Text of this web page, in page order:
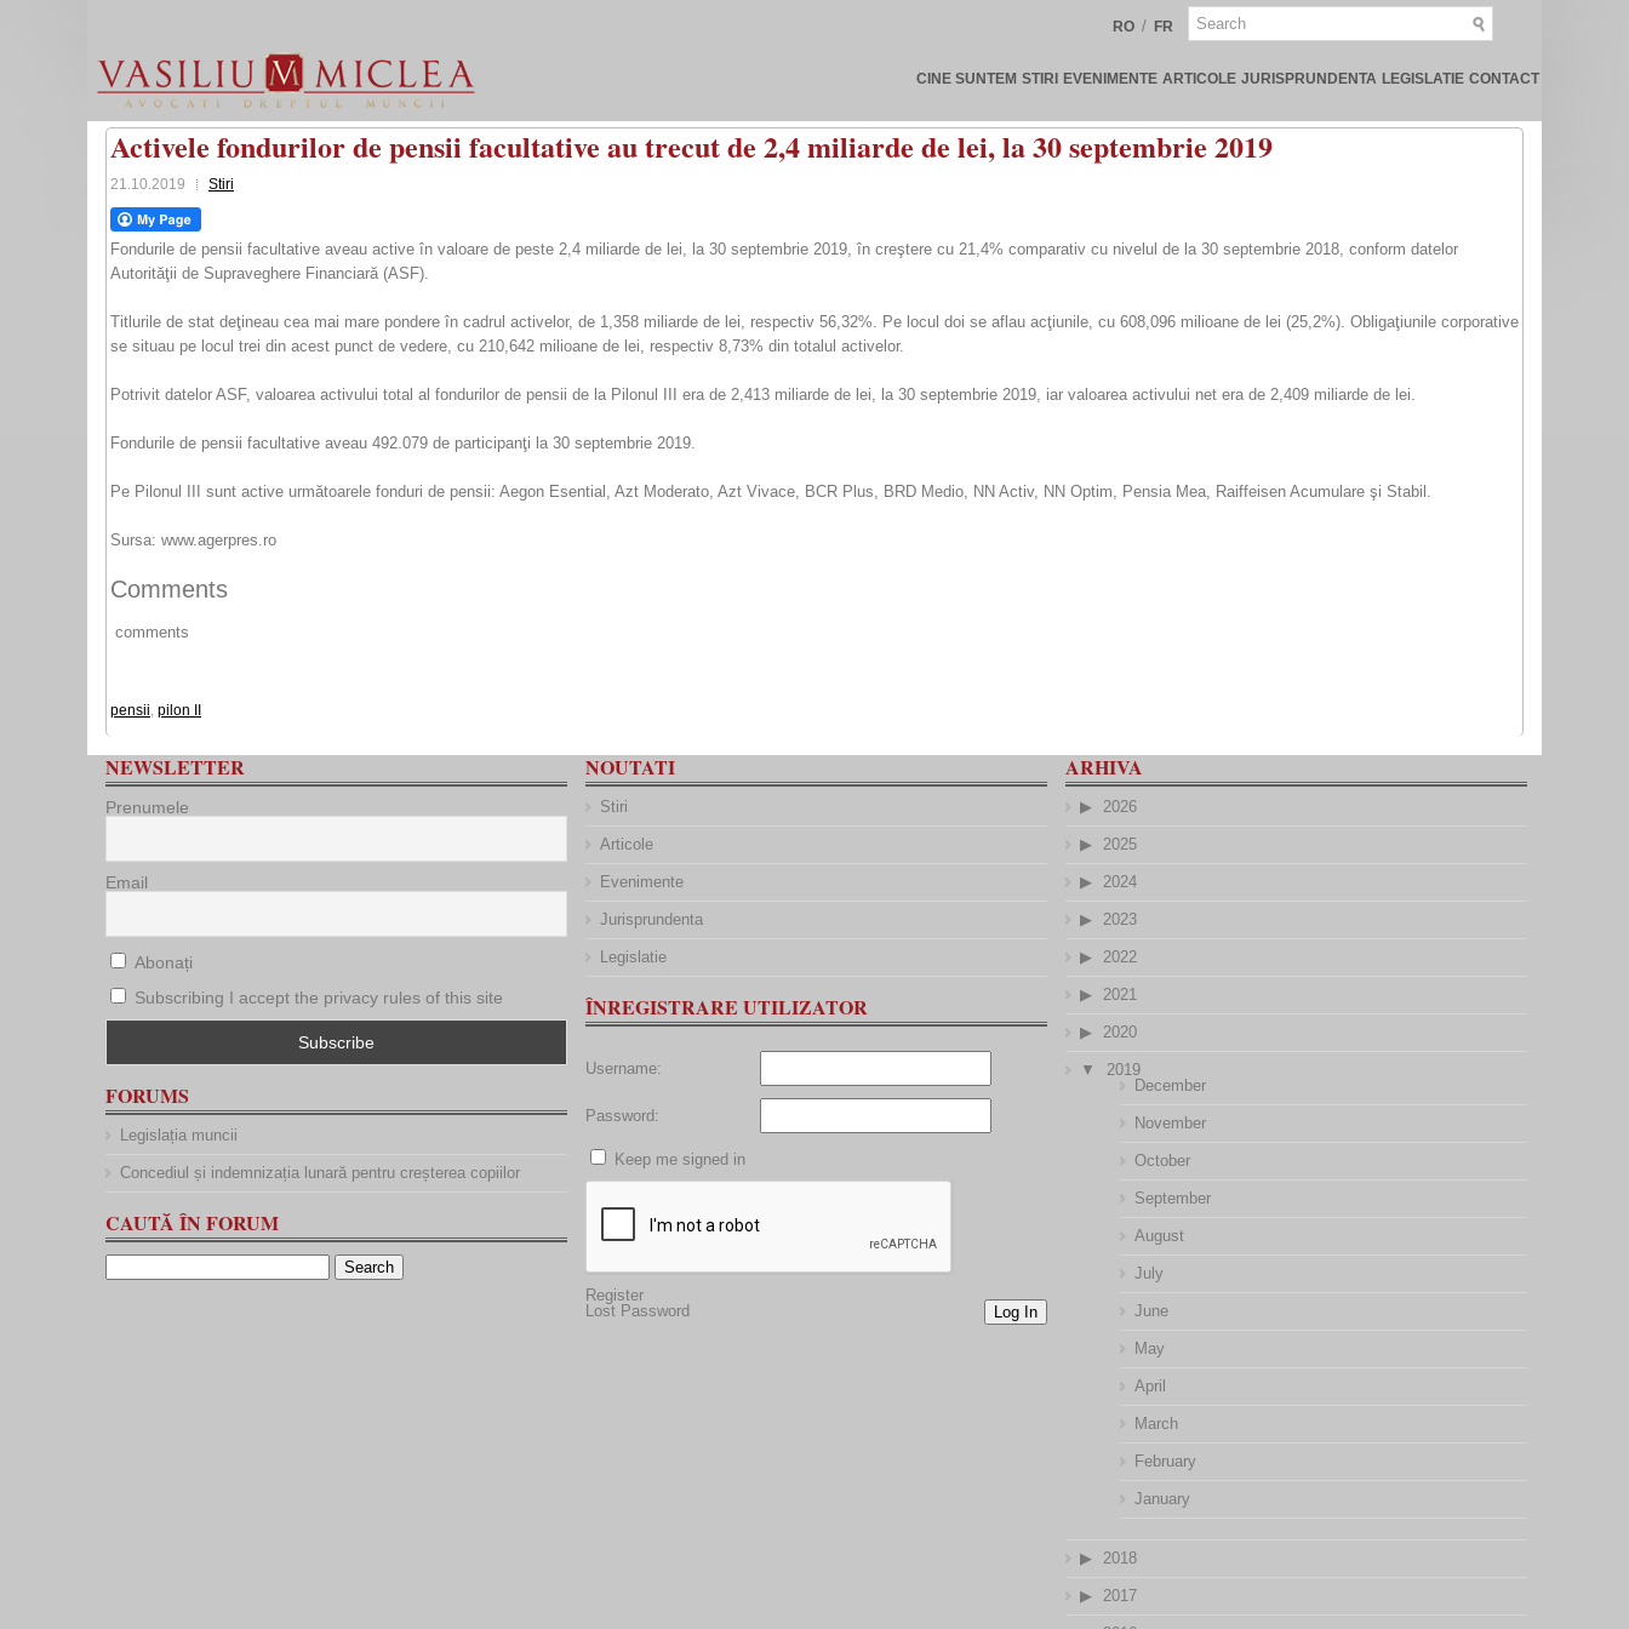
RO / FR
CINE SUNTEM STIRI EVENIMENTE ARTICOLE JURISPRUNDENTA LEGISLATIE CONTACT
Activele fondurilor de pensii facultative au trecut de 2,4 miliarde de lei, la 30 septembrie 2019
21.10.2019 Stiri
Fondurile de pensii facultative aveau active în valoare de peste 2,4 miliarde de lei, la 30 septembrie 2019, în creştere cu 21,4% comparativ cu nivelul de la 30 septembrie 2018, conform datelor
Autorităţii de Supraveghere Financiară (ASF).
Titlurile de stat deţineau cea mai mare pondere în cadrul activelor, de 1,358 miliarde de lei, respectiv 56,32%. Pe locul doi se aflau acţiunile, cu 608,096 milioane de lei (25,2%). Obligaţiunile corporative
se situau pe locul trei din acest punct de vedere, cu 210,642 milioane de lei, respectiv 8,73% din totalul activelor.
Potrivit datelor ASF, valoarea activului total al fondurilor de pensii de la Pilonul III era de 2,413 miliarde de lei, la 30 septembrie 2019, iar valoarea activului net era de 2,409 miliarde de lei.
Fondurile de pensii facultative aveau 492.079 de participanţi la 30 septembrie 2019.
Pe Pilonul III sunt active următoarele fonduri de pensii: Aegon Esential, Azt Moderato, Azt Vivace, BCR Plus, BRD Medio, NN Activ, NN Optim, Pensia Mea, Raiffeisen Acumulare şi Stabil.
Sursa: www.agerpres.ro
Comments
comments
pensii, pilon II
NEWSLETTER
Prenumele
Email
Abonați
Subscribing I accept the privacy rules of this site
FORUMS
Legislația muncii
Concediul și indemnizația lunară pentru creșterea copiilor
CAUTĂ ÎN FORUM
NOUTATI
Stiri
Articole
Evenimente
Jurisprundenta
Legislatie
ÎNREGISTRARE UTILIZATOR
Username:
Password:
Keep me signed in
Log In
Register
Lost Password
ARHIVA
2026
2025
2024
2023
2022
2021
2020
2019
December
November
October
September
August
July
June
May
April
March
February
January
2018
2017